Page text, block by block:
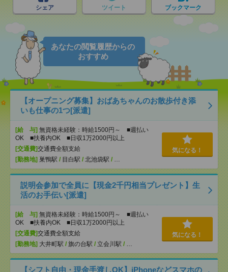
シェア ツイート ブックマーク
あなたの閲覧履歴からの
おすすめ
【オープニング募集】おばあちゃんのお散歩付き添
いも仕事の1つ[派遣]
[給 与] 無資格未経験：時給1500円～ ■週払い
OK ■扶養内OK ■日収1万2000円以上
[交通費]交通費全額支給
[勤務地] 巣鴨駅 / 目白駅 / 北池袋駅 / …
気になる！
説明会参加で全員に【現金2千円相当プレゼント】生
活のお手伝い[派遣]
[給 与] 無資格未経験：時給1500円～ ■週払い
OK ■扶養内OK ■日収1万2000円以上
[交通費]交通費全額支給
[勤務地] 大井町駅 / 旗の台駅 / 立会川駅 / …
気になる！
【シフト自由・現金手渡しOK】iPhoneなどスマホの